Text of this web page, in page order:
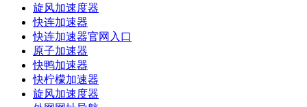
旋风加速度器
快连加速器
快连加速器官网入口
原子加速器
快鸭加速器
快柠檬加速器
旋风加速度器